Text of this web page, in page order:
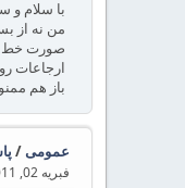
با سلام و
صورت خط
ارجاعات
باز هم
عمومی/
فبریه 02, 2011, 12:57:14 بعد از ظهر